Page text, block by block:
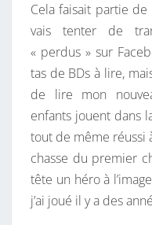
Cela faisait partie
vais tenter de
« perdus » sur
tas de BDs à lire,
de lire mon
enfants jouent dans
tout de même réussi
chasse du premier
tête un héro à
j’ai joué il y a des